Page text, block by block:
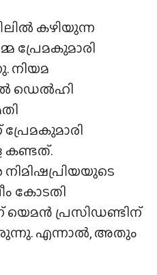
കഴിയുന്ന
പ്രേമകുമാരി
നിയമ
ഡെൽഹി
കണ്ടത്.
കോടതി
യെമൻ പ്രസിഡണ്ടിന്
എന്നാൽ, അതും